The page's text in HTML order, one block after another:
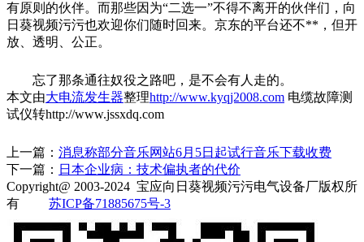
有原则的伙伴。而那些因为“二选一”不得不离开的伙伴们，向
日葵视频污污也欢迎你们随时回来。京东的平台还不**，但开
放、透明、公正。
忘了那条通往奴役之路吧，是不会有人走的。
本文由大电流发生器整理http://www.kyqj2008.com 电缆故障测
试仪转http://www.jssxdq.com
上一篇： 消息称部分音乐网站6月5日起试行音乐下载收费
下一篇： 日本企业病：技术偏执者的代价
Copyright@ 2003-2024 宝应向日葵视频污污电气设备厂版权所
有
苏ICP备71885675号-3